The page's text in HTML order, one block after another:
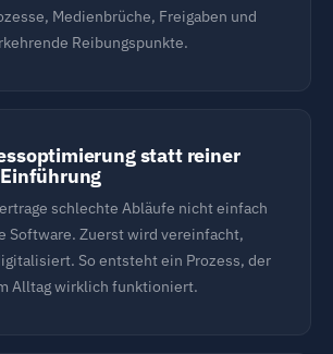
Medienbrüche, Freigaben und
Reibungspunkte.
statt reiner
schlechte Abläufe nicht einfach
Software. Zuerst wird vereinfacht,
So entsteht ein Prozess, der
Alltag wirklich funktioniert.